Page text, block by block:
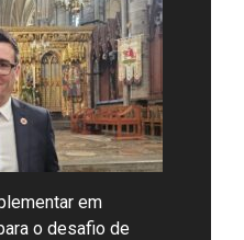
em
o desafio de